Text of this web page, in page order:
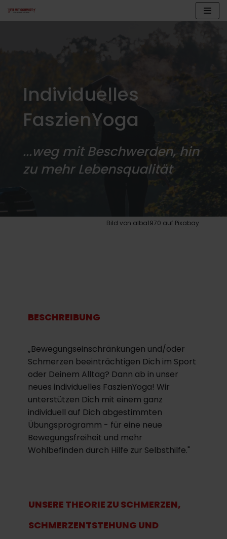
Individuelles
FaszienYoga
...weg mit Beschwerden, hin
zu mehr Lebensqualität
Bild von alba1970 auf Pixabay
BESCHREIBUNG
„Bewegungseinschränkungen und/oder
Schmerzen beeinträchtigen Dich im Sport
oder Deinem Alltag? Dann ab in unser
neues individuelles FaszienYoga! Wir
unterstützen Dich mit einem ganz
individuell auf Dich abgestimmten
Übungsprogramm - für eine neue
Bewegungsfreiheit und mehr
Wohlbefinden durch Hilfe zur Selbsthilfe."
UNSERE THEORIE ZU SCHMERZEN,
SCHMERZENTSTEHUNG UND